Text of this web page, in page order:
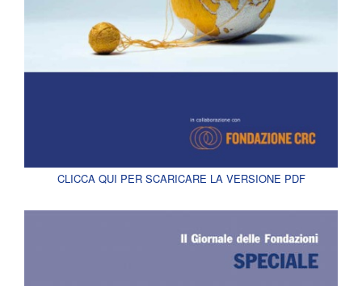
CLICCA QUI PER SCARICARE LA VERSIONE PDF